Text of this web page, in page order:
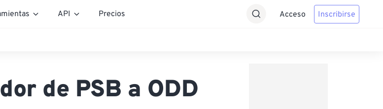
API Precios Acceso Inscribirse
de PSB a ODD